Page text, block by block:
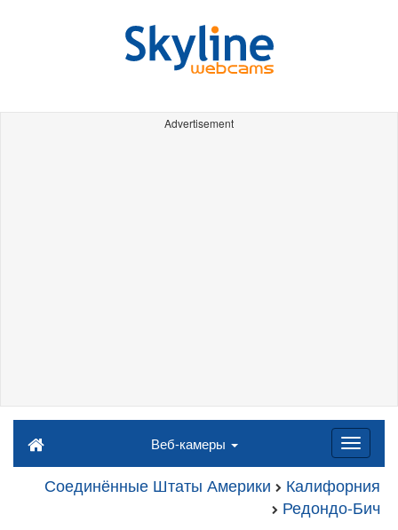
Advertisement
Веб-камеры
Соединённые Штаты Америки
Калифорния
Редондо-Бич